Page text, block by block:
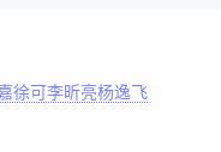
徐可李昕亮杨逸飞